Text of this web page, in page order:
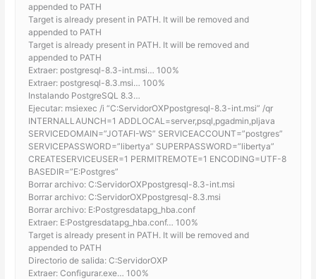
appended to PATH
Target is already present in PATH. It will be removed and
appended to PATH
Target is already present in PATH. It will be removed and
appended to PATH
Extraer: postgresql-8.3-int.msi… 100%
Extraer: postgresql-8.3.msi… 100%
Instalando PostgreSQL 8.3…
Ejecutar: msiexec /i “C:ServidorOXPpostgresql-8.3-int.msi” /qr
INTERNALLAUNCH=1 ADDLOCAL=server,psql,pgadmin,pljava
SERVICEDOMAIN=”JOTAFI-WS” SERVICEACCOUNT=”postgres”
SERVICEPASSWORD=”libertya” SUPERPASSWORD=”libertya”
CREATESERVICEUSER=1 PERMITREMOTE=1 ENCODING=UTF-8
BASEDIR=”E:Postgres”
Borrar archivo: C:ServidorOXPpostgresql-8.3-int.msi
Borrar archivo: C:ServidorOXPpostgresql-8.3.msi
Borrar archivo: E:Postgresdatapg_hba.conf
Extraer: E:Postgresdatapg_hba.conf… 100%
Target is already present in PATH. It will be removed and
appended to PATH
Directorio de salida: C:ServidorOXP
Extraer: Configurar.exe… 100%